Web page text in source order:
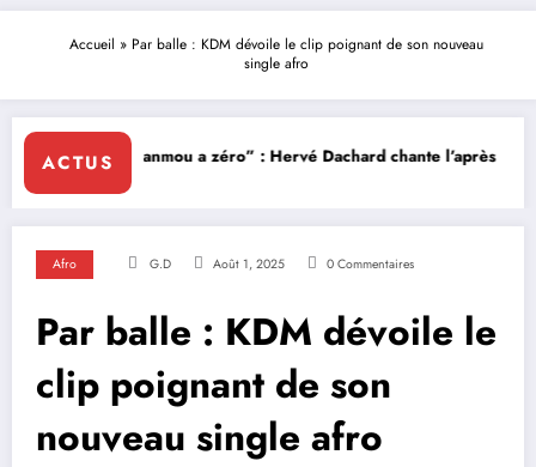
Accueil » Par balle : KDM dévoile le clip poignant de son nouveau
single afro
ACTUS“Lanmou a zéro” : Hervé Dachard chante l’après rupture
Afro G.D Août 1, 2025 0 Commentaires
Par balle : KDM dévoile le
clip poignant de son
nouveau single afro